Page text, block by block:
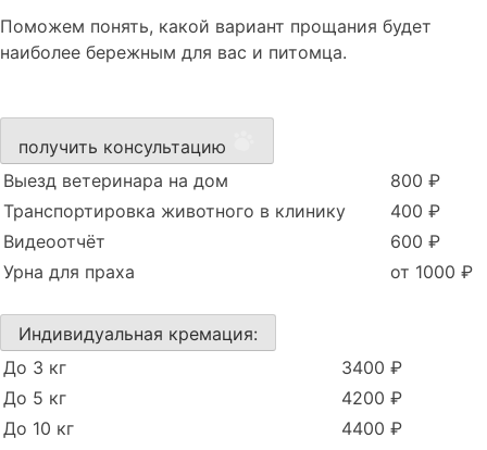
Поможем понять, какой вариант прощания будет
наиболее бережным для вас и питомца.
получить консультацию
Выезд ветеринара на дом
800 ₽
Транспортировка животного в клинику
400 ₽
Видеоотчёт
600 ₽
Урна для праха
от 1000 ₽
Индивидуальная кремация:
До 3 кг
3400 ₽
До 5 кг
4200 ₽
До 10 кг
4400 ₽